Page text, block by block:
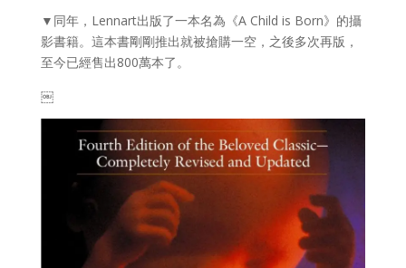
▼同年，Lennart出版了一本名為《A Child is Born》的攝
影書籍。這本書剛剛推出就被搶購一空，之後多次再版，
至今已經售出800萬本了。
￼